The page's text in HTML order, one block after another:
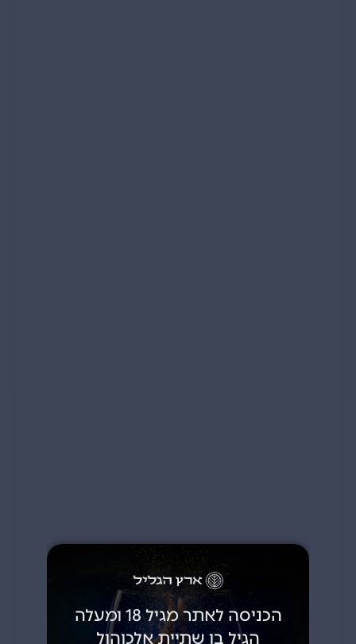
הכניסה לאתר מגיל 18 ומעלה
הגיל בו שתיית אלכוהול